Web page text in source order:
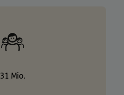
31 Mio.